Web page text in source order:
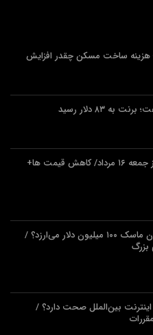
هزینه ساخت مسکن چقدر افزایش
۸۳ دلار رسید
قیمت طلا و سکه امروز جمعه ۱۶ مرداد/ کاهش قیمت ها+
یک ساعت از زمان ایلان ماسک ۱۰۰ میلیون دلار می‌ارزد؟ /
بزرگ
۲.۷ برای اینترنت بین‌الملل صحت دارد؟ /